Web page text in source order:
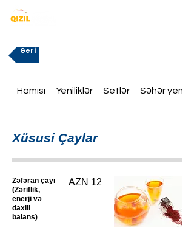
Geri
Hamısı Yeniliklər Setlər Səhər
Xüsusi Çaylar
Zəfəran çayı
(Zəriflik,
enerji və
daxili
balans)
AZN 12